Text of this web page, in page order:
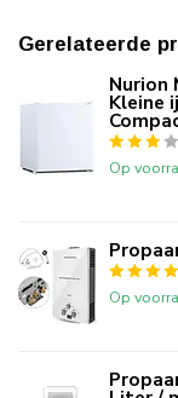
Gerelateerde
Nurion
Kleine
Op
Op